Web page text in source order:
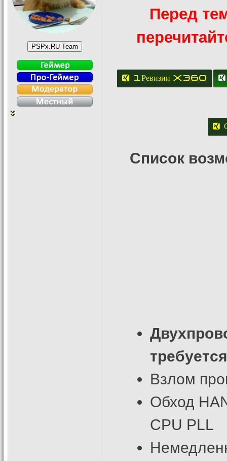
Перед
1.Ревизии X360
Список
требуется
Взлом
Обход
CPU PLL